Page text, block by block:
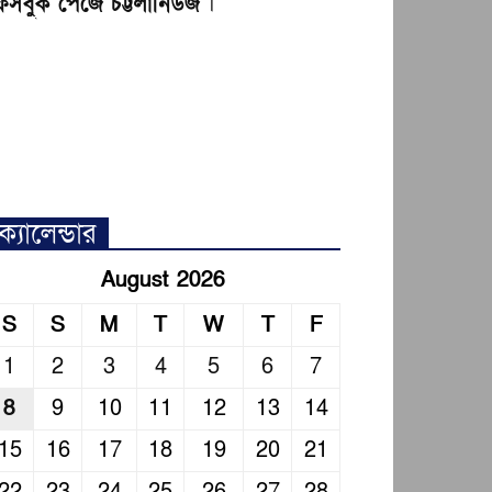
August 2026
S
S M T W T
F
1
2 3 4 5 6
7
8
9 10 11 12 13
14
16 17 18 19 20
21